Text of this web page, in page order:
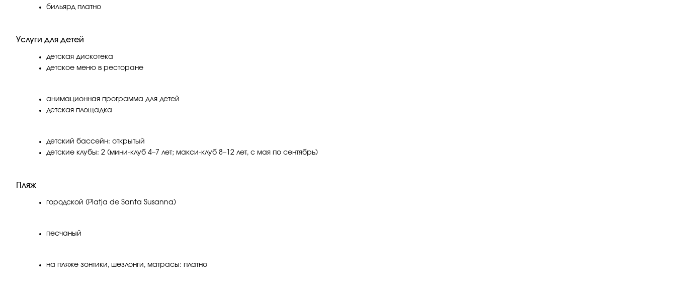
бильярд платно
Услуги для детей
детская дискотека
детское меню в ресторане
анимационная программа для детей
детская площадка
детский бассейн: открытый
детские клубы: 2 (мини-клуб 4–7 лет; макси-клуб 8–12 лет, с мая по сентябрь)
Пляж
городской (Platja de Santa Susanna)
песчаный
на пляже зонтики, шезлонги, матрасы: платно